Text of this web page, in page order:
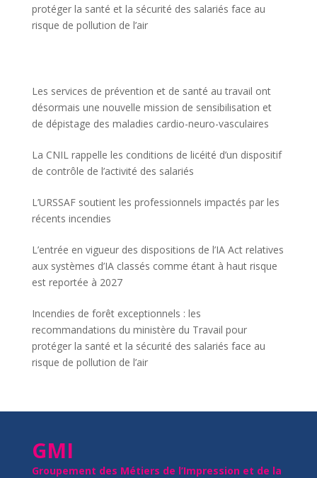
protéger la santé et la sécurité des salariés face au
risque de pollution de l’air
Les services de prévention et de santé au travail ont
désormais une nouvelle mission de sensibilisation et
de dépistage des maladies cardio-neuro-vasculaires
La CNIL rappelle les conditions de licéité d’un dispositif
de contrôle de l’activité des salariés
L’URSSAF soutient les professionnels impactés par les
récents incendies
L’entrée en vigueur des dispositions de l’IA Act relatives
aux systèmes d’IA classés comme étant à haut risque
est reportée à 2027
Incendies de forêt exceptionnels : les
recommandations du ministère du Travail pour
protéger la santé et la sécurité des salariés face au
risque de pollution de l’air
GMI
Groupement des Métiers de l’Impression et de la